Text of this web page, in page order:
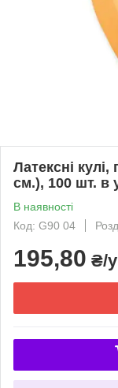
Латексні
см.), 100 шт. в
В наявності
Код: G90 04
195,80 ₴/